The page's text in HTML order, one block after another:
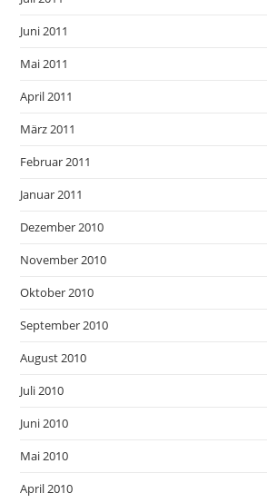
Juni 2011
Mai 2011
April 2011
März 2011
Februar 2011
Januar 2011
Dezember 2010
November 2010
Oktober 2010
September 2010
August 2010
Juli 2010
Juni 2010
Mai 2010
April 2010